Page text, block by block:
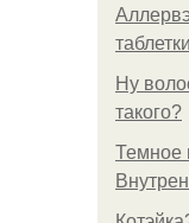
Ну
такого?
Темное